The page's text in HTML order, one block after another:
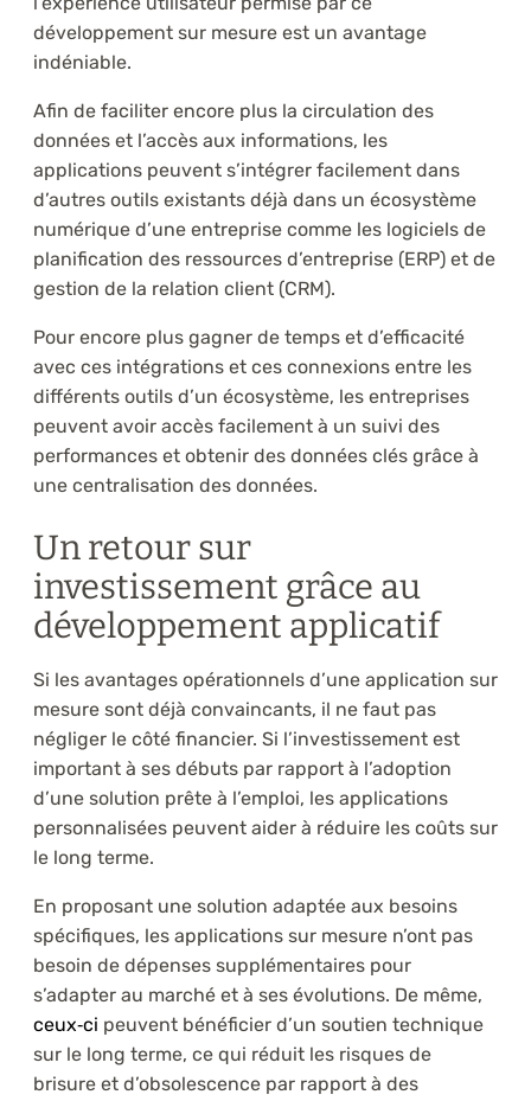
développement sur mesure est un avantage
indéniable.
Afin de faciliter encore plus la circulation des
données et l’accès aux informations, les
applications peuvent s’intégrer facilement dans
d’autres outils existants déjà dans un écosystème
numérique d’une entreprise comme les logiciels de
planification des ressources d’entreprise (ERP) et de
gestion de la relation client (CRM).
Pour encore plus gagner de temps et d’efficacité
avec ces intégrations et ces connexions entre les
différents outils d’un écosystème, les entreprises
peuvent avoir accès facilement à un suivi des
performances et obtenir des données clés grâce à
une centralisation des données.
Un retour sur
investissement grâce au
développement applicatif
Si les avantages opérationnels d’une application sur
mesure sont déjà convaincants, il ne faut pas
négliger le côté financier. Si l’investissement est
important à ses débuts par rapport à l’adoption
d’une solution prête à l’emploi, les applications
personnalisées peuvent aider à réduire les coûts sur
le long terme.
En proposant une solution adaptée aux besoins
spécifiques, les applications sur mesure n’ont pas
besoin de dépenses supplémentaires pour
s’adapter au marché et à ses évolutions. De même,
ceux‑ci peuvent bénéficier d’un soutien technique
sur le long terme, ce qui réduit les risques de
brisure et d’obsolescence par rapport à des